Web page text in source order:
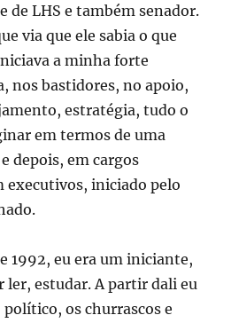
de LHS e também senador.
via que ele sabia o que
a minha forte
nos bastidores, no apoio,
estratégia, tudo o
em termos de uma
depois, em cargos
executivos, iniciado pelo
1992, eu era um iniciante,
ler, estudar. A partir dali eu
os churrascos e